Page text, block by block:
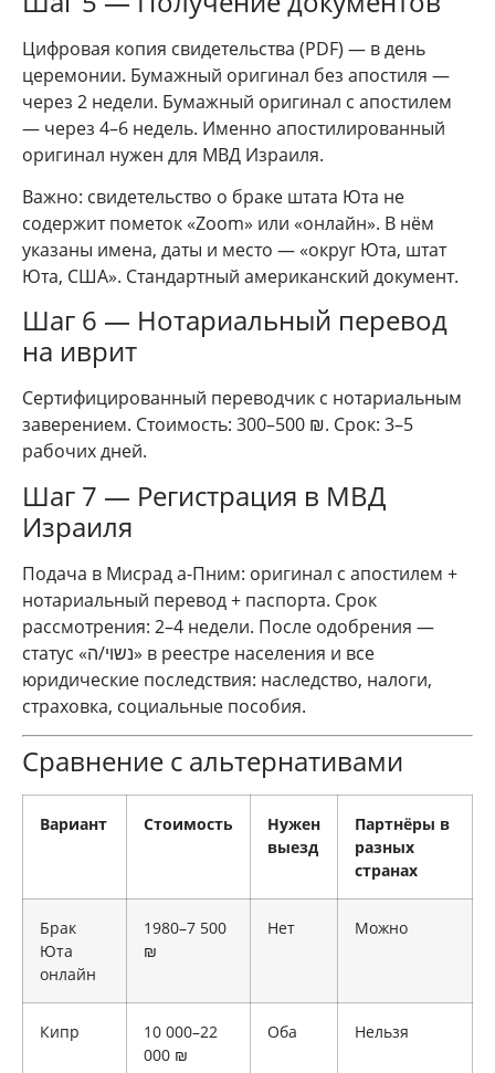
Цифровая копия свидетельства (PDF) — в день
церемонии. Бумажный оригинал без апостиля —
через 2 недели. Бумажный оригинал с апостилем
— через 4–6 недель. Именно апостилированный
оригинал нужен для МВД Израиля.
Важно: свидетельство о браке штата Юта не
содержит пометок «Zoom» или «онлайн». В нём
указаны имена, даты и место — «округ Юта, штат
Юта, США». Стандартный американский документ.
Шаг 6 — Нотариальный перевод
на иврит
Сертифицированный переводчик с нотариальным
заверением. Стоимость: 300–500 ₪. Срок: 3–5
рабочих дней.
Шаг 7 — Регистрация в МВД
Израиля
Подача в Мисрад а-Пним: оригинал с апостилем +
нотариальный перевод + паспорта. Срок
рассмотрения: 2–4 недели. После одобрения —
статус «נשוי/ה» в реестре населения и все
юридические последствия: наследство, налоги,
страховка, социальные пособия.
Сравнение с альтернативами
Вариант Стоимость
Нужен
выезд
Партнёры в
разных
странах
Брак
Юта
онлайн
1980–7 500
₪
Нет Можно
Кипр
10 000–22
000 ₪
Оба Нельзя